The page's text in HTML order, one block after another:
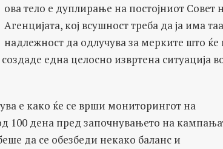
ова тело е дуплирање на постојниот Совет
Агенцијата, кој всушност треба да ја има таа
надлежност да одлучува за мерките што
една целосно извртена ситуација
е како ќе се врши мониторингот на
100 дена пред започнувањето на
да се обезбеди некако баланс и